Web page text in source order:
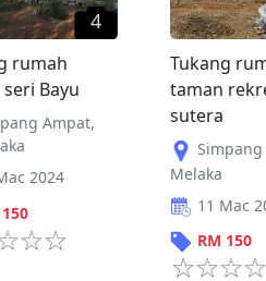
4
rumah
Bayu
Ampat,
2024
150
Tukang
taman
sutera
Melaka
11 Mac
RM 150